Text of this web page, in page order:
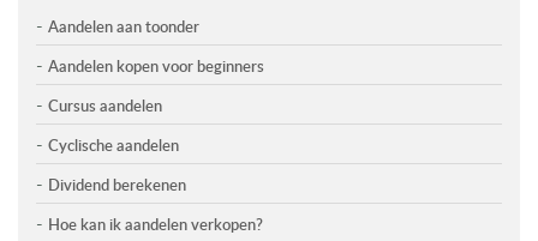
Aandelen aan toonder
Aandelen kopen voor beginners
Cursus aandelen
Cyclische aandelen
Dividend berekenen
Hoe kan ik aandelen verkopen?